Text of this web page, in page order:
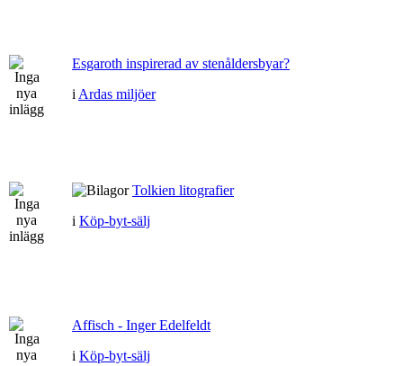
Esgaroth inspirerad av stenåldersbyar?
i Ardas miljöer
Tolkien litografier
i Köp-byt-sälj
Affisch - Inger Edelfeldt
i Köp-byt-sälj